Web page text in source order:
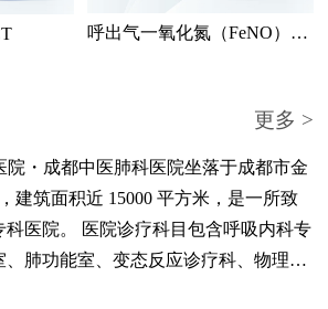
呼出气一氧化氮（FeNO）测
更多 >
院・成都中医肺科医院坐落于成都市金
建筑面积近 15000 平方米，是一所致
包含呼吸内科专
肺功能室、变态反应诊疗科、物理治